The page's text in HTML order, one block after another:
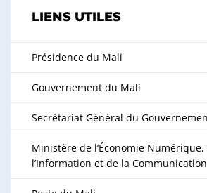
LIENS UTILES
Présidence du Mali
Gouvernement du Mali
Secrétariat Général du
Ministère de l’Économie Numérique,
l’Information et de la Communication